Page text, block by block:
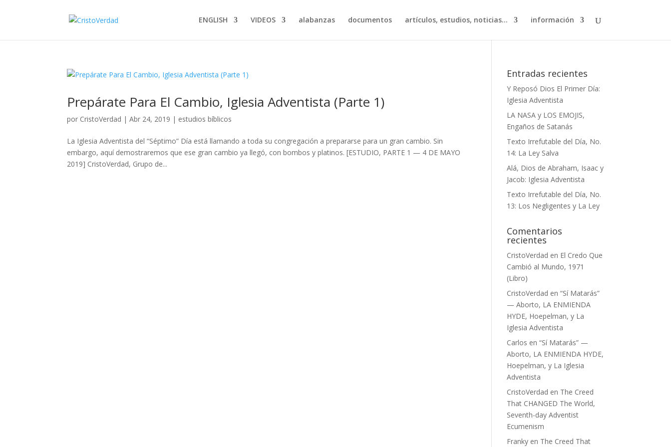
ENGLISH VIDEOS alabanzas documentos artículos, estudios, noticias… información
Prepárate Para El Cambio, Iglesia Adventista (Parte 1)
por CristoVerdad |Abr 24, 2019 | estudios bíblicos
La Iglesia Adventista del “Séptimo” Día está llamando a toda su congregación a prepararse para un gran cambio. Sin
embargo, aquí demostraremos que ese gran cambio ya llegó, con bombos y platinos. [ESTUDIO, PARTE 1 — 4 DE MAYO
2019] CristoVerdad, Grupo de...
Entradas recientes
Y Reposó Dios El Primer Día:
Iglesia Adventista
LA NASA y LOS EMOJIS,
Engaños de Satanás
Texto Irrefutable del Día, No.
14: La Ley Salva
Alá, Dios de Abraham, Isaac y
Jacob: Iglesia Adventista
Texto Irrefutable del Día, No.
13: Los Negligentes y La Ley
Comentarios
recientes
CristoVerdad en El Credo Que
Cambió al Mundo, 1971
(Libro)
CristoVerdad en“Sí Matarás”
— Aborto, LA ENMIENDA
HYDE, Hoepelman, y La
Iglesia Adventista
Carlos en“Sí Matarás” —
Aborto, LA ENMIENDA HYDE,
Hoepelman, y La Iglesia
Adventista
CristoVerdad en The Creed
That CHANGED The World,
Seventh-day Adventist
Ecumenism
Franky en The Creed That